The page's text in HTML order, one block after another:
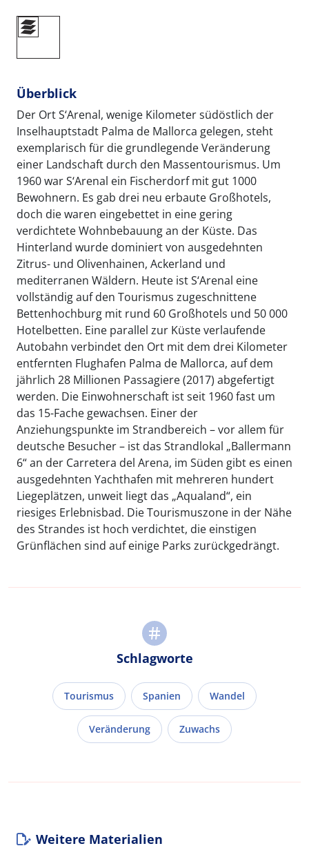
Überblick
Der Ort S‘Arenal, wenige Kilometer südöstlich der
Inselhauptstadt Palma de Mallorca gelegen, steht
exemplarisch für die grundlegende Veränderung
einer Landschaft durch den Massentourismus. Um
1960 war S‘Arenal ein Fischerdorf mit gut 1000
Bewohnern. Es gab drei neu erbaute Großhotels,
doch die waren eingebettet in eine gering
verdichtete Wohnbebauung an der Küste. Das
Hinterland wurde dominiert von ausgedehnten
Zitrus- und Olivenhainen, Ackerland und
mediterranen Wäldern. Heute ist S‘Arenal eine
vollständig auf den Tourismus zugeschnittene
Bettenhochburg mit rund 60 Großhotels und 50 000
Hotelbetten. Eine parallel zur Küste verlaufende
Autobahn verbindet den Ort mit dem drei Kilometer
entfernten Flughafen Palma de Mallorca, auf dem
jährlich 28 Millionen Passagiere (2017) abgefertigt
werden. Die Einwohnerschaft ist seit 1960 fast um
das 15-Fache gewachsen. Einer der
Anziehungspunkte im Strandbereich – vor allem für
deutsche Besucher – ist das Strandlokal „Ballermann
6“ an der Carretera del Arena, im Süden gibt es einen
ausgedehnten Yachthafen mit mehreren hundert
Liegeplätzen, unweit liegt das „Aqualand“, ein
riesiges Erlebnisbad. Die Tourismuszone in der Nähe
des Strandes ist hoch verdichtet, die einstigen
Grünflächen sind auf einige Parks zurückgedrängt.
Schlagworte
Tourismus Spanien Wandel
Veränderung Zuwachs
Weitere Materialien